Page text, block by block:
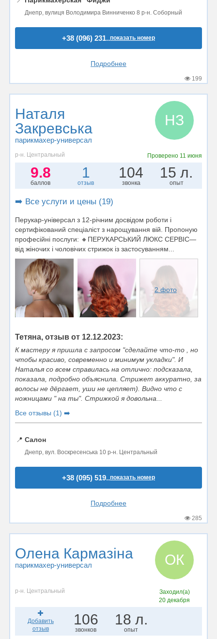
Днепр, вулиця Володимира Винниченко 8 р-н. Соборный
+38 (096) 231..показать номер
Подробнее
199
Наталя
Закревська
парикмахер-универсал
НЗ
р-н. Центральный Проверено 11 июня
9.8
баллов
1
отзыв
104
звонка
15 л.
опыт
➡️ Все услуги и цены (19)
Перукар-універсал з 12-річним досвідом роботи і
сертифікований спеціаліст з нарощування вій. Пропоную
професійні послуги: 🔸️ПЕРУКАРСЬКИЙ ЛЮКС СЕРВІС—
від жіночих і чоловічих стрижок із застосуванням...
2 фото
Тетяна, отзыв от 12.12.2023:
К мастеру я пришла с запросом "сделайте что-то , но
чтобы красиво, современно и минимум укладки". И
Наталья со всем справилась на отлично: подсказала,
показала, подробно объяснила. Стрижет аккуратно, за
волосы не дёргает, уши не цепляет). Видно что с
ножницами " на ты". Стрижкой я довольна...
Все отзывы (1) ➡️
📍 Салон
Днепр, вул. Воскресенська 10 р-н. Центральный
+38 (095) 519..показать номер
Подробнее
285
Олена Кармазіна
парикмахер-универсал ОК
р-н. Центральный
Заходил(а)
20 декабря
Добавить
отзыв
106
звонков
18 л.
опыт